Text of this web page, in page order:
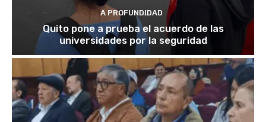
A PROFUNDIDAD
Quito pone a prueba el acuerdo de las
universidades por la seguridad